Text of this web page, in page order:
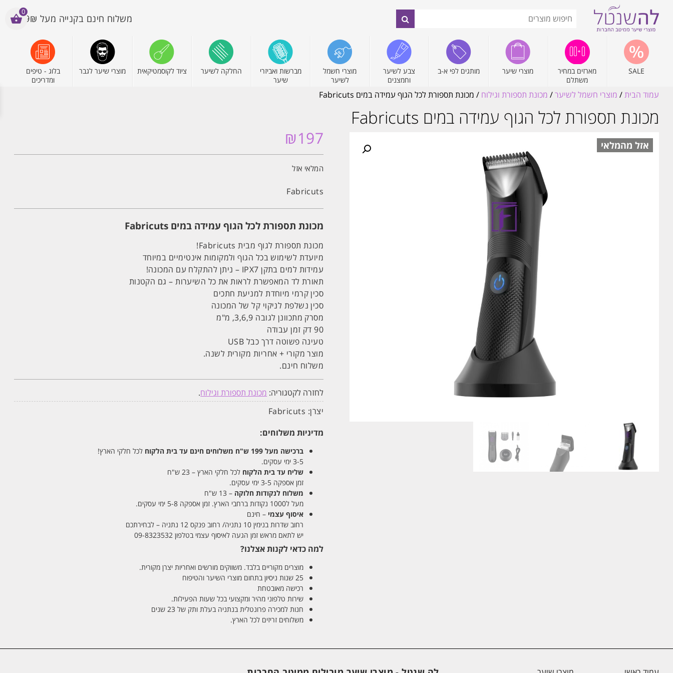
משלוח חינם בקנייה מעל 199₪
SALE
מארזים במחיר
משתלם
מוצרי שיער מותגים לפי א-ב
צבע לשיער
וחמצנים
מוצרי חשמל
לשיער
מברשות ואביזרי
שיער
החלקה לשיער ציוד לקוסמטיקאית מוצרי שיער לגבר
בלוג - טיפים
ומדריכים
עמוד הבית/ מוצרי חשמל לשיער/ מכונת תספורת וגילוח / מכונת תספורת לכל הגוף עמידה במים Fabricuts
מכונת תספורת לכל הגוף עמידה במים Fabricuts
₪197
המלאי אזל
Fabricuts
מכונת תספורת לכל הגוף עמידה במים Fabricuts
מכונת תספורת לגוף מבית Fabricuts!
מיועדת לשימוש בכל הגוף ולמקומות אינטימיים במיוחד
עמידות למים בתקן IPX7 – ניתן להתקלח עם המכונה!
תאורת לד המאפשרת לראות את כל השיערות – גם הקטנות
סכין קרמי מיוחדת למניעת חתכים
סכין נשלפת לניקוי קל של המכונה
מסרק מתכוונן לגובה 3,6,9, מ"מ
90 דק זמן עבודה
טעינה פשוטה דרך כבל USB
מוצר מקורי + אחריות מקורית לשנה.
משלוח חינם.
לחזרה לקטגוריה: מכונת תספורת וגילוח.
יצרן: Fabricuts
מדיניות משלוחים:
ברכישה מעל 199 ש"ח משלוחים חינם עד בית הלקוח לכל חלקי הארץ!
3-5 ימי עסקים.
שליח עד בית הלקוח לכל חלקי הארץ – 23 ש"ח
זמן אספקה 3-5 ימי עסקים.
משלוח לנקודות חלוקה – 13 ש"ח
מעל ל1000 נקודות ברחבי הארץ. זמן אספקה 5-8 ימי עסקים.
איסוף עצמי – חינם
רחוב שדרות בנימין 10 נתניה/ רחוב פנקס 12 נתניה – לבחירתכם
יש לתאם מראש זמן הגעה לאיסוף עצמי בטלפון 09-8323532
למה כדאי לקנות אצלנו?
מוצרים מקוריים בלבד. משווקים מורשים ואחריות יצרן מקורית.
25 שנות ניסיון בתחום מוצרי השיער והטיפוח
רכישה מאובטחת
שירות טלפוני מהיר ומקצועי בכל שעות הפעילות.
חנות למכירה פרונטלית בנתניה בעלת ותק של 23 שנים
משלוחים זריזים לכל הארץ.
0